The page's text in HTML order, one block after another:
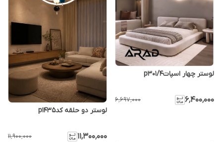
لوستر چهار اسپاتp301/4
۶٬۴۰۰٬۰۰۰ ۶٬۶۹۷٬۰۰۰
لوستر دو حلقه کدp1435
۱۱٬۳۰۰٬۰۰۰ ۱۱٬۹۰۰٬۰۰۰